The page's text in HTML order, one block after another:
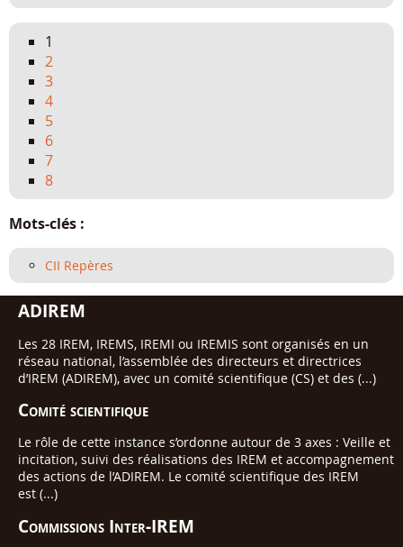
1
2
3
4
5
6
7
8
Mots-clés :
CII Repères
ADIREM
Les 28 IREM, IREMS, IREMI ou IREMIS sont organisés en un
réseau national, l’assemblée des directeurs et directrices
d’IREM (ADIREM), avec un comité scientifique (CS) et des (...)
Comité scientifique
Le rôle de cette instance s’ordonne autour de 3 axes : Veille et
incitation, suivi des réalisations des IREM et accompagnement
des actions de l’ADIREM. Le comité scientifique des IREM
est (...)
Commissions Inter-IREM